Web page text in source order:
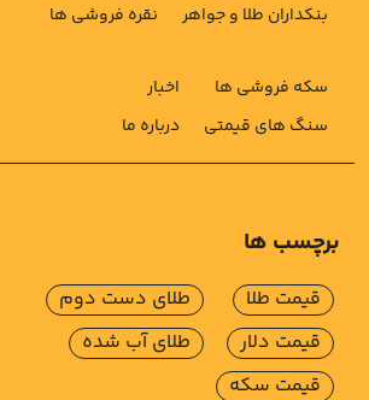
بنکداران طلا و جواهر
نقره فروشی ها
سکه فروشی ها
سنگ های قیمتی
اخبار
درباره ما
برچسب ها
قیمت طلا
قیمت دلار
قیمت سکه
طلای دست دوم
طلای آب شده